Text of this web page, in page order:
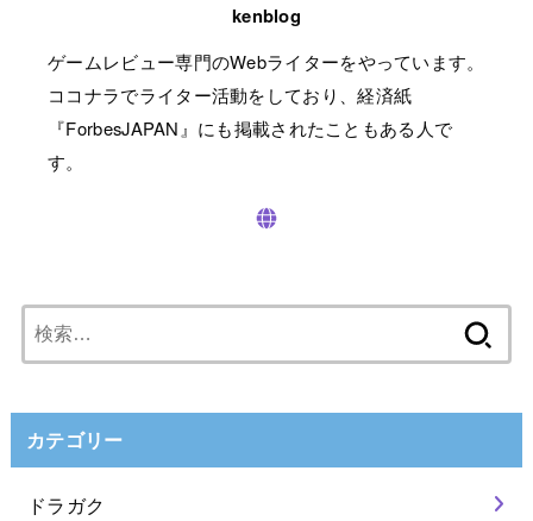
kenblog
ゲームレビュー専門のWebライターをやっています。
ココナラでライター活動をしており、経済紙
『ForbesJAPAN』にも掲載されたこともある人で
す。
索:
カテゴリー
ドラガク